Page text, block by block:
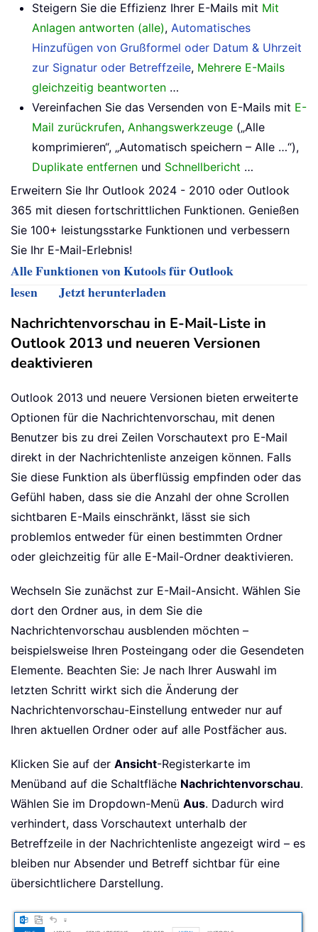
Steigern Sie die Effizienz Ihrer E-Mails mit Mit
Anlagen antworten (alle), Automatisches
Hinzufügen von Grußformel oder Datum & Uhrzeit
zur Signatur oder Betreffzeile, Mehrere E-Mails
gleichzeitig beantworten …
Vereinfachen Sie das Versenden von E-Mails mit E-
Mail zurückrufen, Anhangswerkzeuge („Alle
komprimieren“, „Automatisch speichern – Alle …“),
Duplikate entfernen und Schnellbericht …
Erweitern Sie Ihr Outlook 2024 - 2010 oder Outlook
365 mit diesen fortschrittlichen Funktionen. Genießen
Sie 100+ leistungsstarke Funktionen und verbessern
Sie Ihr E-Mail-Erlebnis!
Alle Funktionen von Kutools für Outlook
lesen
Jetzt herunterladen
Nachrichtenvorschau in E-Mail-Liste in
Outlook 2013 und neueren Versionen
deaktivieren
Outlook 2013 und neuere Versionen bieten erweiterte
Optionen für die Nachrichtenvorschau, mit denen
Benutzer bis zu drei Zeilen Vorschautext pro E-Mail
direkt in der Nachrichtenliste anzeigen können. Falls
Sie diese Funktion als überflüssig empfinden oder das
Gefühl haben, dass sie die Anzahl der ohne Scrollen
sichtbaren E-Mails einschränkt, lässt sie sich
problemlos entweder für einen bestimmten Ordner
oder gleichzeitig für alle E-Mail-Ordner deaktivieren.
Wechseln Sie zunächst zur E-Mail-Ansicht. Wählen Sie
dort den Ordner aus, in dem Sie die
Nachrichtenvorschau ausblenden möchten –
beispielsweise Ihren Posteingang oder die Gesendeten
Elemente. Beachten Sie: Je nach Ihrer Auswahl im
letzten Schritt wirkt sich die Änderung der
Nachrichtenvorschau-Einstellung entweder nur auf
Ihren aktuellen Ordner oder auf alle Postfächer aus.
Klicken Sie auf der Ansicht-Registerkarte im
Menüband auf die Schaltfläche Nachrichtenvorschau.
Wählen Sie im Dropdown-Menü Aus. Dadurch wird
verhindert, dass Vorschautext unterhalb der
Betreffzeile in der Nachrichtenliste angezeigt wird – es
bleiben nur Absender und Betreff sichtbar für eine
übersichtlichere Darstellung.